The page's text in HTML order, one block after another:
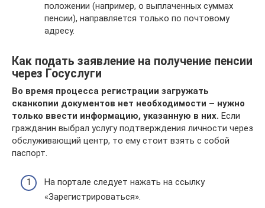
положении (например, о выплаченных суммах
пенсии), направляется только по почтовому
адресу.
Как подать заявление на получение пенсии
через Госуслуги
Во время процесса регистрации загружать
сканкопии документов нет необходимости – нужно
только ввести информацию, указанную в них. Если
гражданин выбрал услугу подтверждения личности через
обслуживающий центр, то ему стоит взять с собой
паспорт.
На портале следует нажать на ссылку
«Зарегистрироваться».